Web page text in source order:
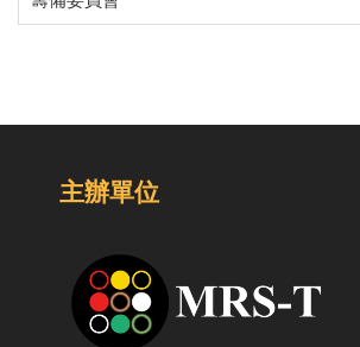
主辦單位